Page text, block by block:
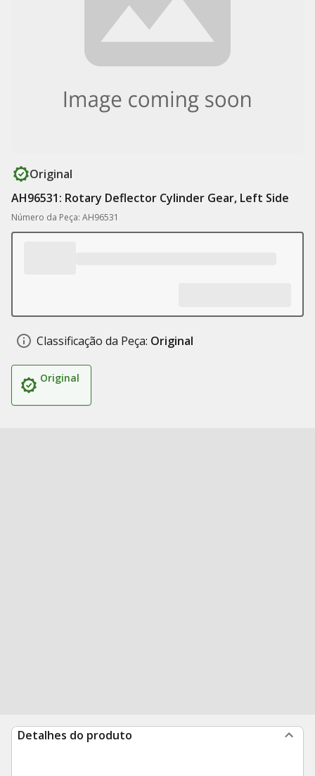
Original
AH96531: Rotary Deflector Cylinder Gear, Left Side
Número da Peça: AH96531
Classificação da Peça: Original
Original
Detalhes do produto